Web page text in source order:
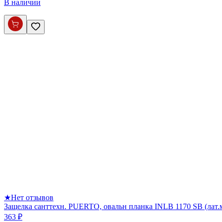
В наличии
★Нет отзывов
Защелка санттехн. PUERTO, овальн планка INLB 1170 SB
363 ₽